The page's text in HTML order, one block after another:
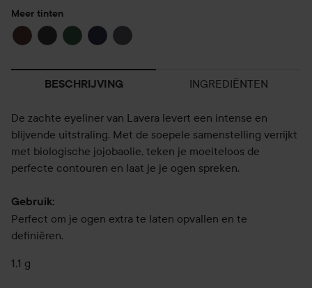
Meer tinten
BESCHRIJVING INGREDIËNTEN
De zachte eyeliner van Lavera levert een intense en
blijvende uitstraling. Met de soepele samenstelling verrijkt
met biologische jojobaolie, teken je moeiteloos de
perfecte contouren en laat je je ogen spreken.
Gebruik:
Perfect om je ogen extra te laten opvallen en te
definiëren.
1,1 g